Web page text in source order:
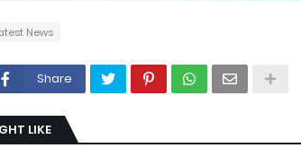
News
Share
LIKE